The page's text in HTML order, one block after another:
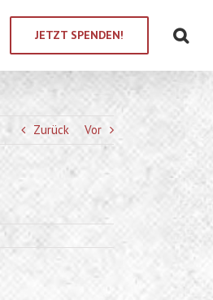
JETZT SPENDEN!
Zurück Vor